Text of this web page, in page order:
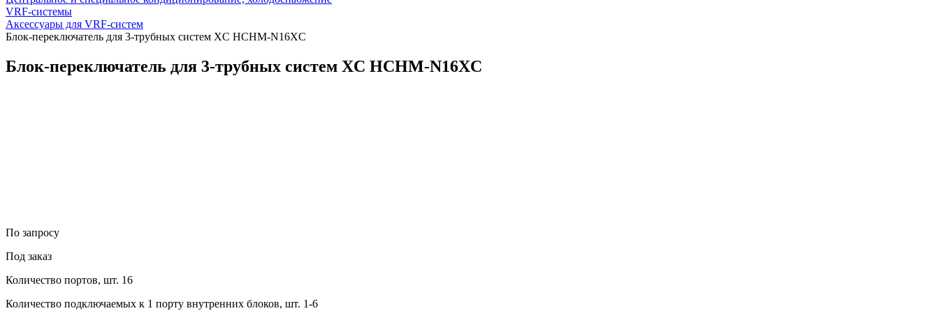
VRF-системы
Аксессуары для VRF-систем
Блок-переключатель для 3-трубных систем XC HCHM-N16XC
Блок-переключатель для 3-трубных систем XC HCHM-N16XC
По запросу
Под заказ
Количество портов, шт. 16
Количество подключаемых к 1 порту внутренних блоков, шт. 1-6